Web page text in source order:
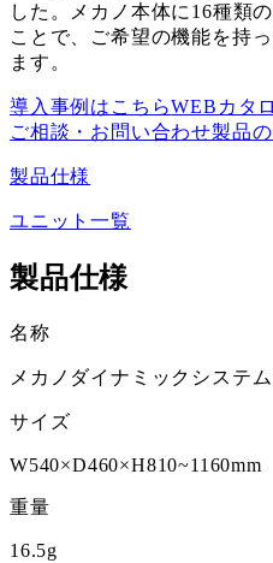
した。メカノ本体に16種類
ことで、ご希望の機能を持
ます。
導入事例はこちらWEBカタ
ご相談・お問い合わせ製品
製品仕様
ユニット一覧
製品仕様
名称
メカノダイナミックシステ
サイズ
W540×D460×H810~1160mm
重量
16.5g